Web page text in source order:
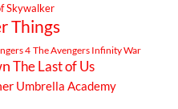
Skywalker
Things
4 The Avengers Infinity War
The Last of Us
Umbrella Academy